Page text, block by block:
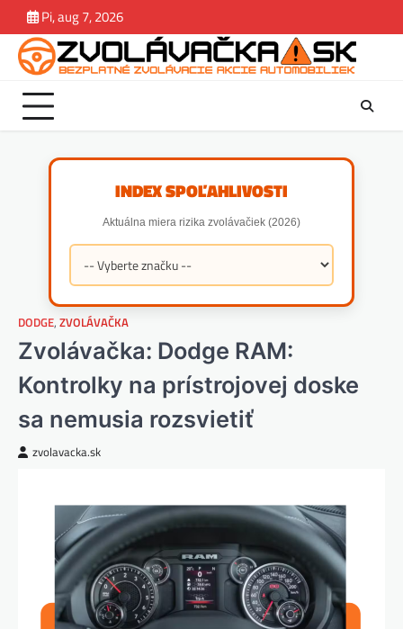
to
content
Pi, aug 7, 2026
Rady.
Tipy
INDEX SPOĽAHLIVOSTI
Aktuálna miera rizika zvolávačiek (2026)
DODGE, ZVOLÁVAČKA
Zvolávačka: Dodge RAM:
Kontrolky na prístrojovej doske
sa nemusia rozsvietiť
zvolavacka.sk